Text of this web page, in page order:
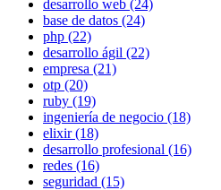
desarrollo web (24)
base de datos (24)
php (22)
desarrollo ágil (22)
empresa (21)
otp (20)
ruby (19)
ingeniería de negocio (18)
elixir (18)
desarrollo profesional (16)
redes (16)
seguridad (15)